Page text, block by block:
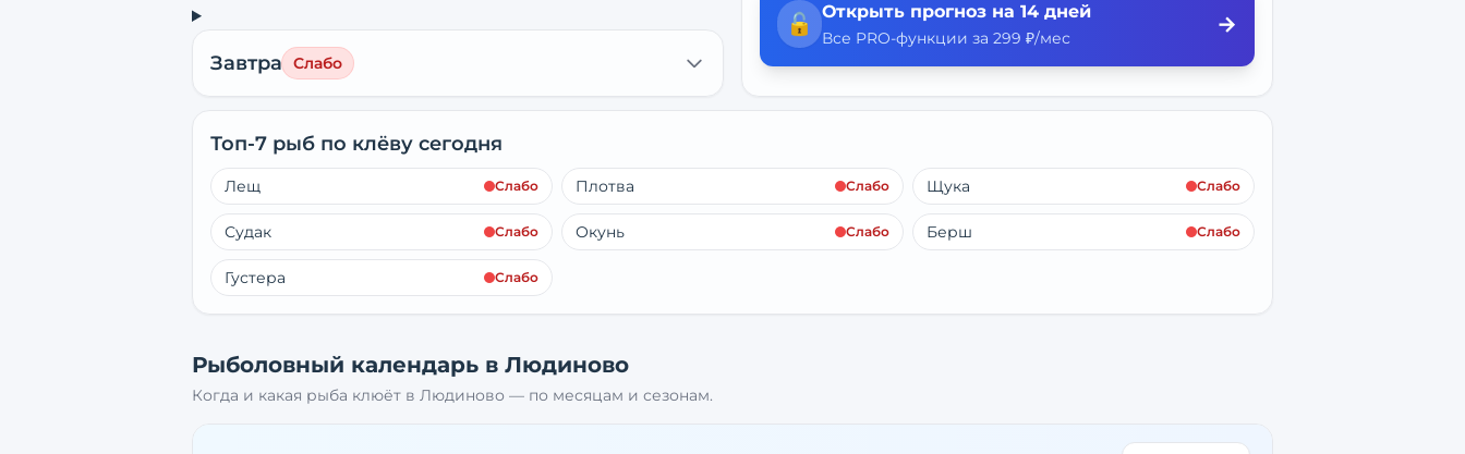
Завтра Слабо
🔓 Открыть прогноз на 14 дней
Все PRO-функции за 299 ₽/мес
→
Топ-7 рыб по клёву сегодня
Лещ Слабо Плотва Слабо Щука Слабо
Судак Слабо Окунь Слабо Берш Слабо
Густера Слабо
Рыболовный календарь в Людиново
Когда и какая рыба клюёт в Людиново — по месяцам и сезонам.